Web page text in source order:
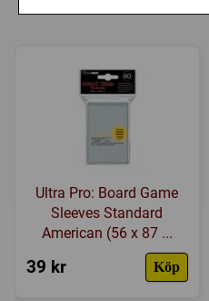
Försälj. rank:14734/18137
Ultra Pro: Board Game
Sleeves Standard
American (56 x 87 ...
39 kr Köp